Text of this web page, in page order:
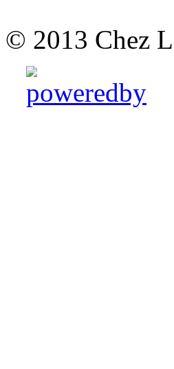
© 2013 Chez